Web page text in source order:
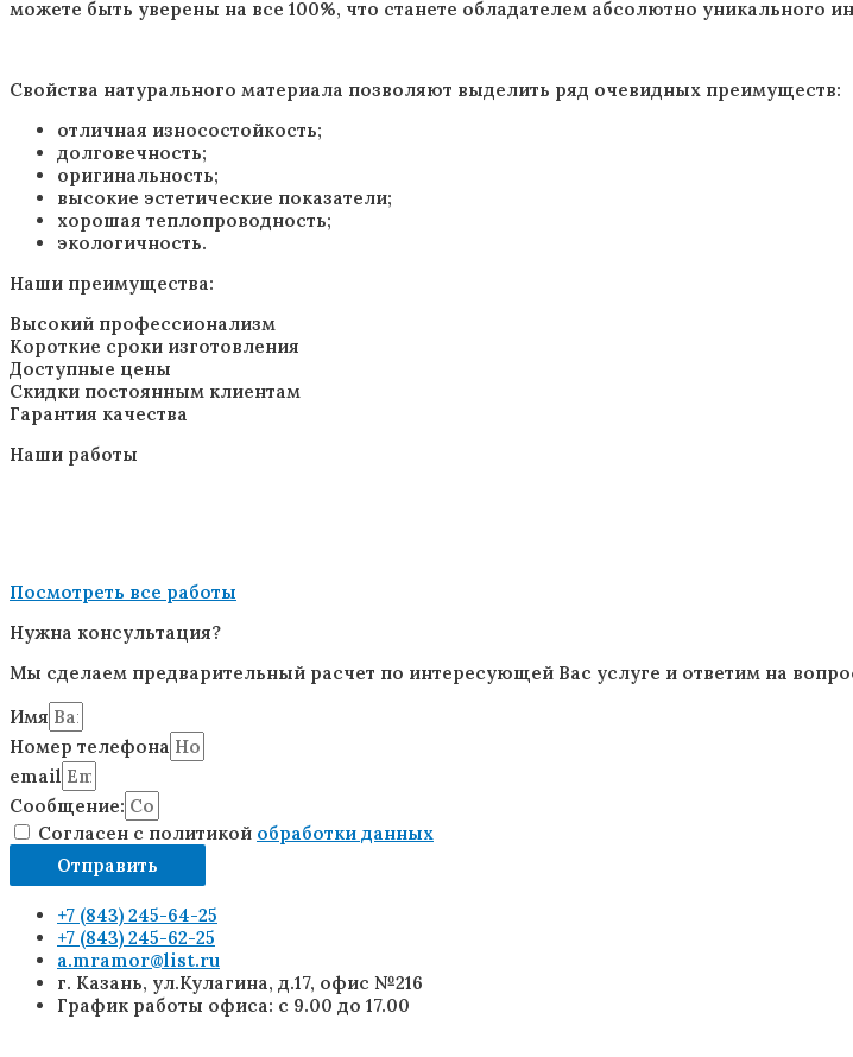
можете быть уверены на все 100%, что станете обладателем абсолютно уникального
Свойства натурального материала позволяют выделить ряд очевидных преимуществ:
отличная износостойкость;
долговечность;
оригинальность;
высокие эстетические показатели;
хорошая теплопроводность;
экологичность.
Наши преимущества:
Высокий профессионализм
Короткие сроки изготовления
Доступные цены
Скидки постоянным клиентам
Гарантия качества
Наши работы
Посмотреть все работы
Нужна консультация?
Мы сделаем предварительный расчет по интересующей Вас услуге и ответим на
Имя
Номер телефона
email
Сообщение:
Согласен с политикой обработки данных
Отправить
+7 (843) 245-64-25
+7 (843) 245-62-25
a.mramor@list.ru
г. Казань, ул.Кулагина, д.17, офис №216
График работы офиса: с 9.00 до 17.00